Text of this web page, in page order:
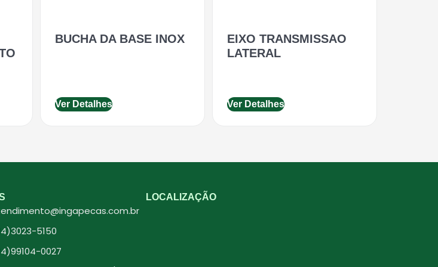
BUCHA DA BASE INOX
Ver Detalhes
EIXO TRANSMISSAO
LATERAL
Ver Detalhes
5150
0027
LOCALIZAÇÃO